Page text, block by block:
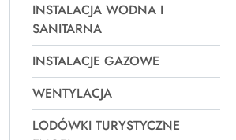
INSTALACJA WODNA I
SANITARNA
INSTALACJE GAZOWE
WENTYLACJA
LODÓWKI TURYSTYCZNE